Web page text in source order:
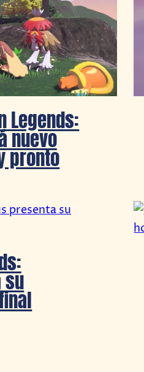
Legends:
nuevo
pronto
su